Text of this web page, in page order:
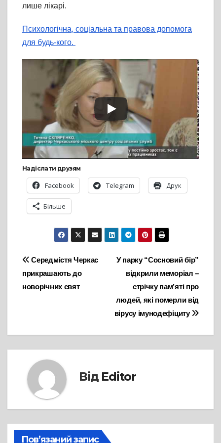
лише лікарі.
Психологічна, соціальна та правова допомога
для будь-кого.
Надіслати друзям
Facebook Telegram Друк
Більше
Навігація
записів
У парку “Сосновий бір”
відкрили меморіал –
стрічку пам’яті про
людей, які померли від
вірусу імунодефіциту
Середмістя Черкас
прикрашають до
новорічних свят
Від Editor
Пов’язаний запис